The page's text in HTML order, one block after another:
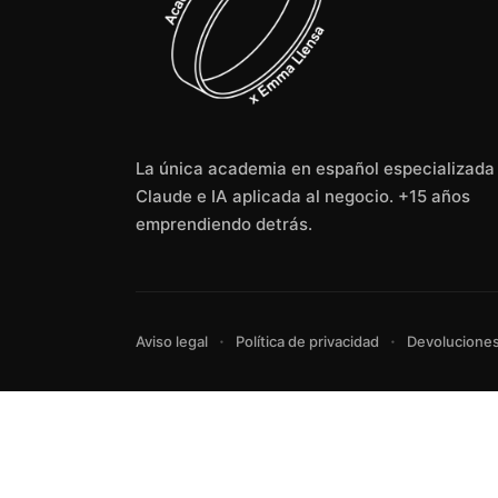
La única academia en español especializada
Claude e IA aplicada al negocio. +15 años
emprendiendo detrás.
Aviso legal · Política de privacidad ·